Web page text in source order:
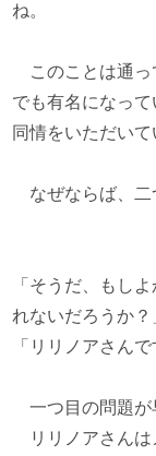
ね。
このことは通っ
でも有名になっ
同情をいただいて
なぜならば、二
「そうだ、もし
れないだろうか？
「リリノアさん
一つ目の問題が
リリノアさんは